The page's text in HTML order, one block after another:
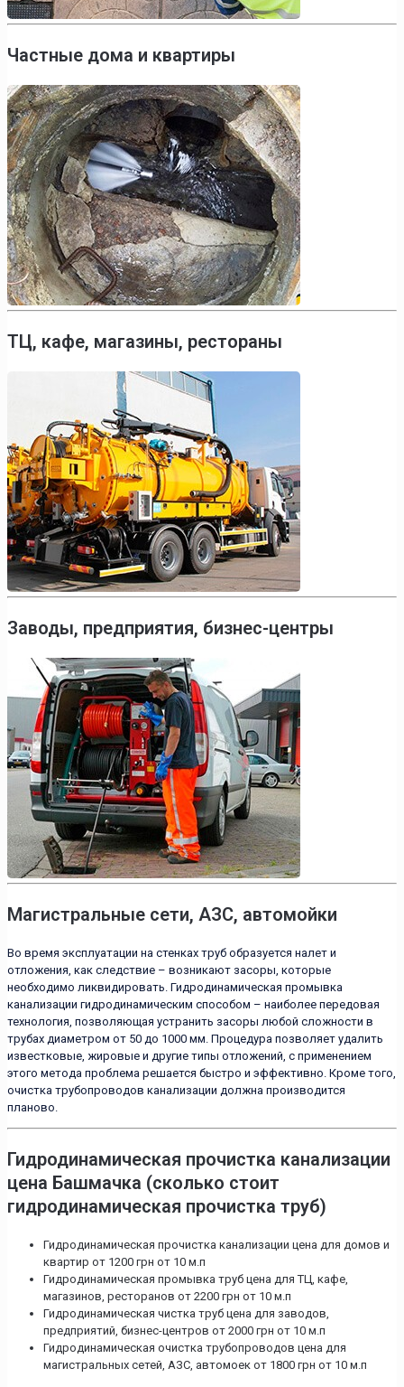
Частные дома и квартиры
ТЦ, кафе, магазины, рестораны
Заводы, предприятия, бизнес-центры
Магистральные сети, АЗС, автомойки
Во время эксплуатации на стенках труб образуется налет и
отложения, как следствие – возникают засоры, которые
необходимо ликвидировать. Гидродинамическая промывка
канализации гидродинамическим способом – наиболее передовая
технология, позволяющая устранить засоры любой сложности в
трубах диаметром от 50 до 1000 мм. Процедура позволяет удалить
известковые, жировые и другие типы отложений, с применением
этого метода проблема решается быстро и эффективно. Кроме того,
очистка трубопроводов канализации должна производится
планово.
Гидродинамическая прочистка канализации
цена Башмачка (сколько стоит
гидродинамическая прочистка труб)
Гидродинамическая прочистка канализации цена для домов и
квартир от 1200 грн от 10 м.п
Гидродинамическая промывка труб цена для ТЦ, кафе,
магазинов, ресторанов от 2200 грн от 10 м.п
Гидродинамическая чистка труб цена для заводов,
предприятий, бизнес-центров от 2000 грн от 10 м.п
Гидродинамическая очистка трубопроводов цена для
магистральных сетей, АЗС, автомоек от 1800 грн от 10 м.п